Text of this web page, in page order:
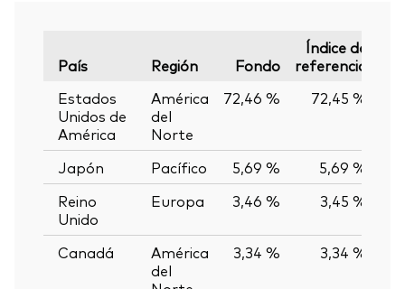
País Región Fondo
Índice de
referencia
Estados
Unidos de
América
América
del
Norte
72,46 % 72,45 %
Japón Pacífico 5,69 % 5,69 %
Reino
Unido
Europa 3,46 % 3,45 %
Canadá
América
del
3,34 % 3,34 %